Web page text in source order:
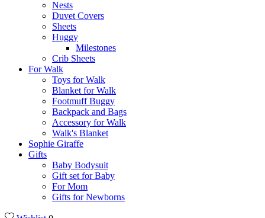
Nests
Duvet Covers
Sheets
Huggy
Milestones
Crib Sheets
For Walk
Toys for Walk
Blanket for Walk
Footmuff Buggy
Backpack and Bags
Αccessory for Walk
Walk's Blanket
Sophie Giraffe
Gifts
Baby Bodysuit
Gift set for Baby
For Mom
Gifts for Newborns